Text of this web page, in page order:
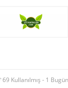
69 Kullanılmış - 1 Bugün